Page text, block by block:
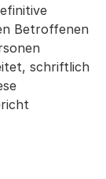
Betroffenen
schriftlich